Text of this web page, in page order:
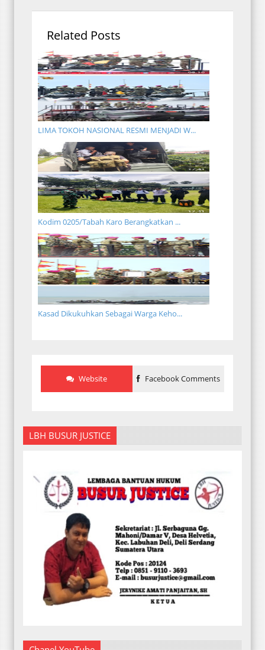
Related Posts
LIMA TOKOH NASIONAL RESMI MENJADI W...
Kodim 0205/Tabah Karo Berangkatkan ...
Kasad Dikukuhkan Sebagai Warga Keho...
Website Facebook Comments
LBH BUSUR JUSTICE